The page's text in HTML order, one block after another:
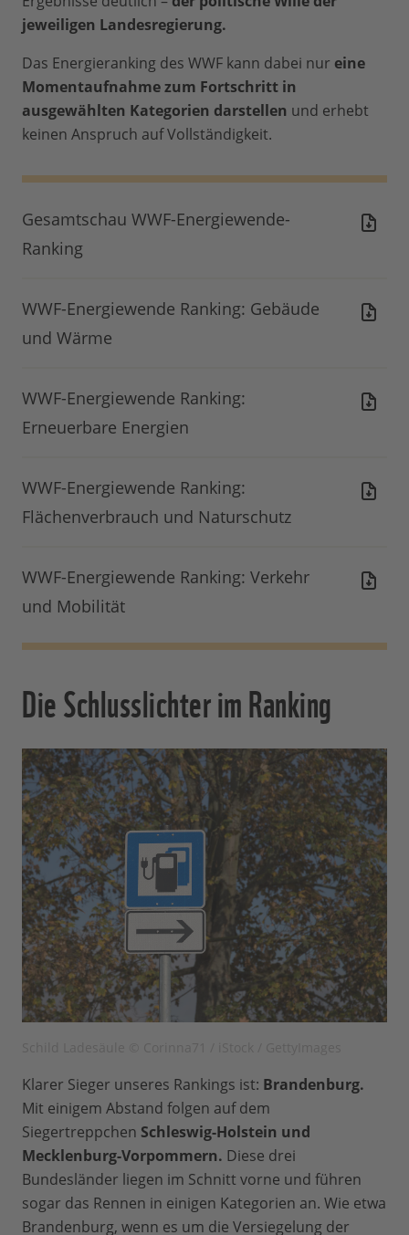
jeweiligen Landesregierung.
Das Energieranking des WWF kann dabei nur eine
Momentaufnahme zum Fortschritt in
ausgewählten Kategorien darstellen und erhebt
keinen Anspruch auf Vollständigkeit.
Gesamtschau WWF-Energiewende-
Ranking
WWF-Energiewende Ranking: Gebäude
und Wärme
WWF-Energiewende Ranking:
Erneuerbare Energien
WWF-Energiewende Ranking:
Flächenverbrauch und Naturschutz
WWF-Energiewende Ranking: Verkehr
und Mobilität
Die Schlusslichter im Ranking
Klarer Sieger unseres Rankings ist: Brandenburg.
Mit einigem Abstand folgen auf dem
Siegertreppchen Schleswig-Holstein und
Mecklenburg-Vorpommern. Diese drei
Bundesländer liegen im Schnitt vorne und führen
sogar das Rennen in einigen Kategorien an. Wie etwa
Brandenburg, wenn es um die Versiegelung der